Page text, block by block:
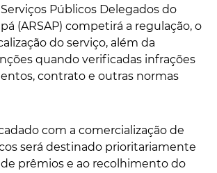
Públicos Delegados do
(ARSAP) competirá a regulação, o
do serviço, além da
quando verificadas infrações
contrato e outras normas
com a comercialização de
será destinado prioritariamente
prêmios e ao recolhimento do